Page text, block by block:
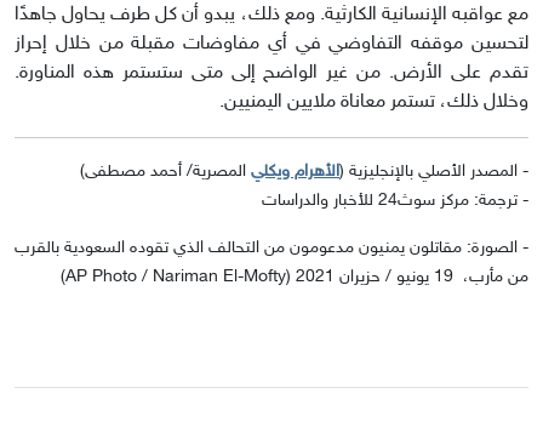
مع عواقبه الإنسانية الكارثية. ومع ذلك، يبدو أن كل طرف يحاول جاهدًا
لتحسين موقفه التفاوضي في أي مفاوضات مقبلة من خلال إحراز
تقدم على الأرض. من غير الواضح إلى متى ستستمر هذه المناورة.
وخلال ذلك، تستمر معاناة ملايين اليمنيين.
- المصدر الأصلي بالإنجليزية (الأهرام ويكلي المصرية/ أحمد مصطفى)
- ترجمة: مركز سوث24 للأخبار والدراسات
- الصورة: مقاتلون يمنيون مدعومون من التحالف الذي تقوده السعودية بالقرب
من مأرب، 19 يونيو / حزيران 2021 (AP Photo / Nariman El-Mofty)